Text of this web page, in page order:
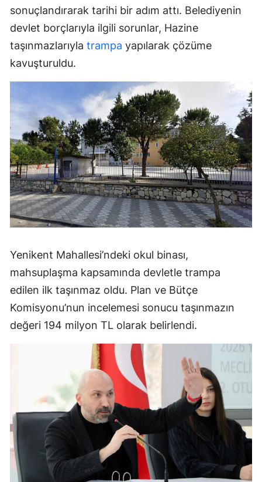
sonuçlandırarak tarihi bir adım attı. Belediyenin
devlet borçlarıyla ilgili sorunlar, Hazine
taşınmazlarıyla trampa yapılarak çözüme
kavuşturuldu.
Yenikent Mahallesi’ndeki okul binası,
mahsuplaşma kapsamında devletle trampa
edilen ilk taşınmaz oldu. Plan ve Bütçe
Komisyonu’nun incelemesi sonucu taşınmazın
değeri 194 milyon TL olarak belirlendi.